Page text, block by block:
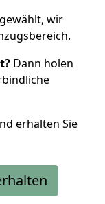
wir
Dann holen
erhalten Sie